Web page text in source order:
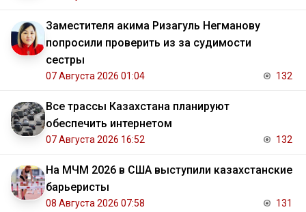
Заместителя акима Ризагуль Негманову
попросили проверить из за судимости
сестры
07 Августа 2026 01:04 132
Все трассы Казахстана планируют
обеспечить интернетом
07 Августа 2026 16:52 132
На МЧМ 2026 в США выступили казахстанские
барьеристы
08 Августа 2026 07:58 131